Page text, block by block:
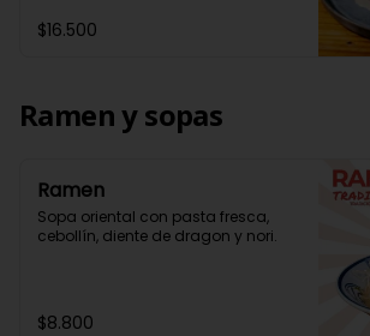
$16.500
Ramen y sopas
Ramen
Sopa oriental con pasta fresca,
cebollín, diente de dragon y nori.
$8.800